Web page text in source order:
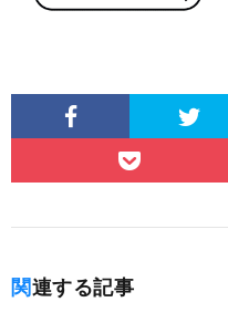
関連する記事